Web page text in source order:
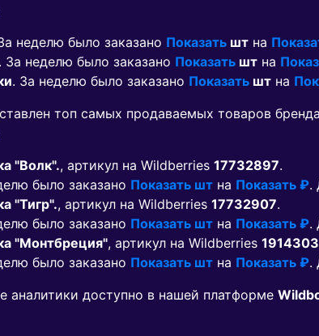
неделю было заказано Показать шт на
. За неделю было заказано Показать шт на
. За неделю было заказано Показать шт на
топ самых продаваемых товаров бренда
"Волк"., артикул на Wildberries 17732897.
было заказано Показать шт на Показать ₽.
"Тигр"., артикул на Wildberries 17732907.
было заказано Показать шт на Показать ₽.
"Монтбреция", артикул на Wildberries
было заказано Показать шт на Показать ₽.
аналитики доступно в нашей платформе